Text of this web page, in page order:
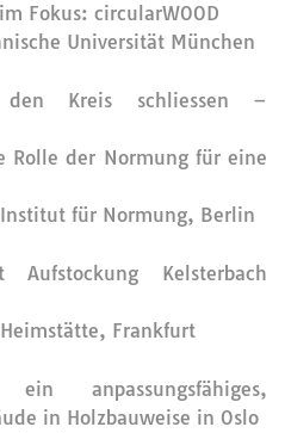
Fokus: circularWOOD
Universität München
Kreis schliessen –
Rolle der Normung für eine
für Normung, Berlin
Aufstockung Kelsterbach
Frankfurt
anpassungsfähiges,
in Holzbauweise in Oslo